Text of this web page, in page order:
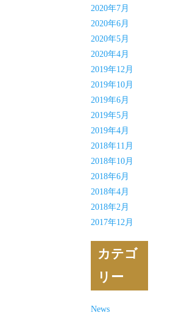
2020年7月
2020年6月
2020年5月
2020年4月
2019年12月
2019年10月
2019年6月
2019年5月
2019年4月
2018年11月
2018年10月
2018年6月
2018年4月
2018年2月
2017年12月
カテゴ
リー
News